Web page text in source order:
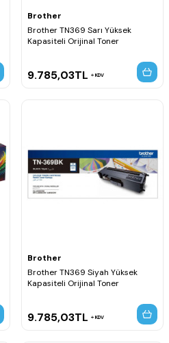
Brother
Brother TN369 Sarı Yüksek
Kapasiteli Orijinal Toner
9.785,03TL KDV
Brother
Brother TN369 Siyah Yüksek
Kapasiteli Orijinal Toner
9.785,03TL KDV